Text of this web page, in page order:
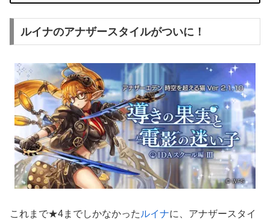
ルイナのアナザースタイルがついに！
これまで★4までしかなかったルイナに、アナザースタイ